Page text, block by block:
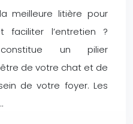
meilleure litière pour
faciliter l’entretien ?
un pilier
de votre chat et de
de votre foyer. Les